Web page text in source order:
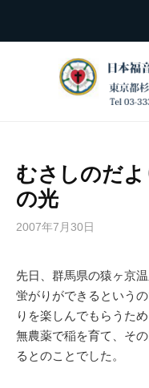
むさしのだ
の光
2007年7月30日
先日、群馬県の猿ヶ京
蛍がりができるという
りを楽しんでもらうた
無農薬で稲を育て、そ
るとのことでした。